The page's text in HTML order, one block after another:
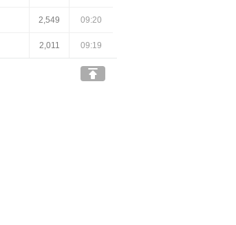
2,549 09:20
2,011 09:19
